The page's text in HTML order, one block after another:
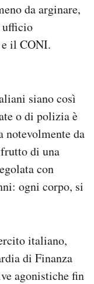
da arginare,
ufficio
il CONI.
siano così
o di polizia è
notevolmente da
di una
con
ogni corpo, si
italiano,
di Finanza
agonistiche fin